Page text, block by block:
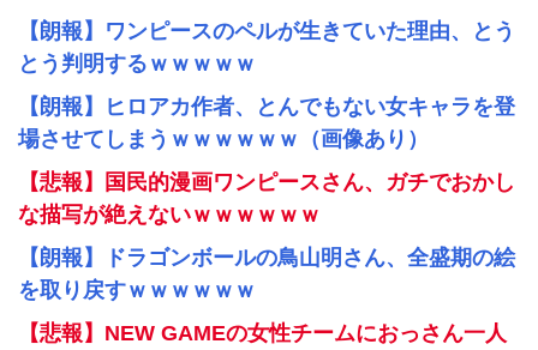
【朗報】ワンピースのペルが生きていた理由、とう
とう判明するｗｗｗｗｗ
【朗報】ヒロアカ作者、とんでもない女キャラを登
場させてしまうｗｗｗｗｗｗ（画像あり）
【悲報】国民的漫画ワンピースさん、ガチでおかし
な描写が絶えないｗｗｗｗｗｗ
【朗報】ドラゴンボールの鳥山明さん、全盛期の絵
を取り戻すｗｗｗｗｗｗ
【悲報】NEW GAMEの女性チームにおっさん一人